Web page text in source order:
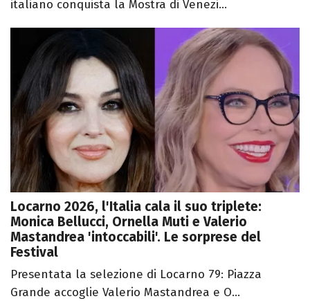
italiano conquista la Mostra di Venezi...
Locarno 2026, l'Italia cala il suo triplete:
Monica Bellucci, Ornella Muti e Valerio
Mastandrea 'intoccabili'. Le sorprese del
Festival
Presentata la selezione di Locarno 79: Piazza
Grande accoglie Valerio Mastandrea e O...